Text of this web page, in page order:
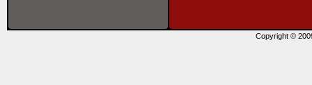
Copyright ©